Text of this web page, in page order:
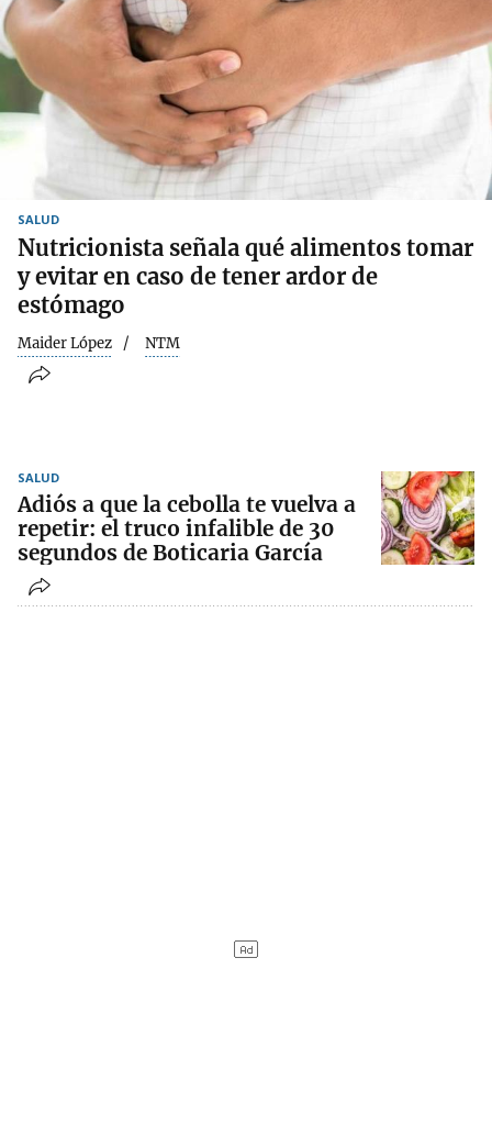
SALUD
Nutricionista señala qué alimentos tomar
y evitar en caso de tener ardor de
estómago
Maider López NTM
SALUD
Adiós a que la cebolla te vuelva a
repetir: el truco infalible de 30
segundos de Boticaria García